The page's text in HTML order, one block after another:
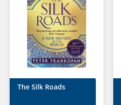
The Silk Roads